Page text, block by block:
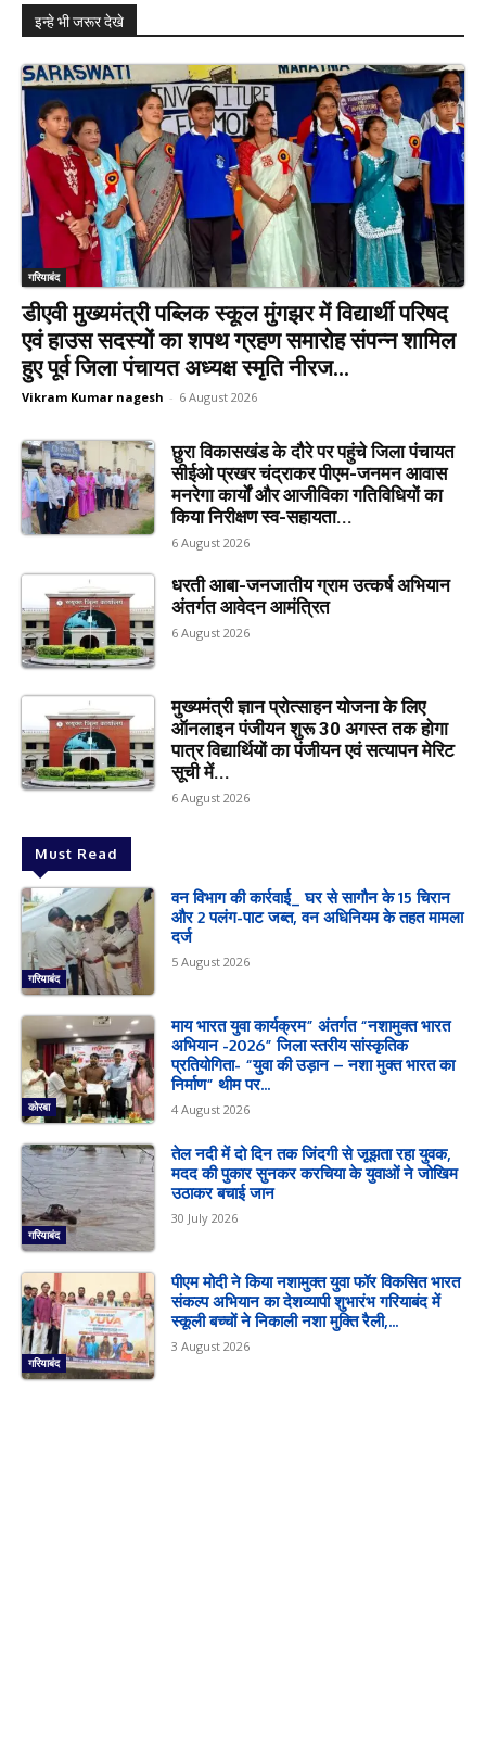
इन्हे भी जरूर देखे
गरियाबंद
डीएवी मुख्यमंत्री पब्लिक स्कूल मुंगझर में विद्यार्थी परिषद
एवं हाउस सदस्यों का शपथ ग्रहण समारोह संपन्न शामिल
हुए पूर्व जिला पंचायत अध्यक्ष स्मृति नीरज...
Vikram Kumar nagesh - 6 August 2026
छुरा विकासखंड के दौरे पर पहुंचे जिला पंचायत
सीईओ प्रखर चंद्राकर पीएम-जनमन आवास
मनरेगा कार्यों और आजीविका गतिविधियों का
किया निरीक्षण स्व-सहायता...
6 August 2026
धरती आबा-जनजातीय ग्राम उत्कर्ष अभियान
अंतर्गत आवेदन आमंत्रित
6 August 2026
मुख्यमंत्री ज्ञान प्रोत्साहन योजना के लिए
ऑनलाइन पंजीयन शुरू 30 अगस्त तक होगा
पात्र विद्यार्थियों का पंजीयन एवं सत्यापन मेरिट
सूची में...
6 August 2026
Must Read
गरियाबंद
वन विभाग की कार्रवाई_ घर से सागौन के 15 चिरान
और 2 पलंग-पाट जब्त, वन अधिनियम के तहत मामला
दर्ज
5 August 2026
कोरबा
माय भारत युवा कार्यक्रम” अंतर्गत “नशामुक्त भारत
अभियान -2026” जिला स्तरीय सांस्कृतिक
प्रतियोगिता- “युवा की उड़ान – नशा मुक्त भारत का
निर्माण” थीम पर...
4 August 2026
गरियाबंद
तेल नदी में दो दिन तक जिंदगी से जूझता रहा युवक,
मदद की पुकार सुनकर करचिया के युवाओं ने जोखिम
उठाकर बचाई जान
30 July 2026
गरियाबंद
पीएम मोदी ने किया नशामुक्त युवा फॉर विकसित भारत
संकल्प अभियान का देशव्यापी शुभारंभ गरियाबंद में
स्कूली बच्चों ने निकाली नशा मुक्ति रैली,...
3 August 2026